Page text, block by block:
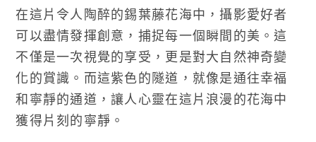
在這片令人陶醉的錫葉藤花海中，攝影愛好者
可以盡情發揮創意，捕捉每一個瞬間的美。這
不僅是一次視覺的享受，更是對大自然神奇變
化的賞識。而這紫色的隧道，就像是通往幸福
和寧靜的通道，讓人心靈在這片浪漫的花海中
獲得片刻的寧靜。